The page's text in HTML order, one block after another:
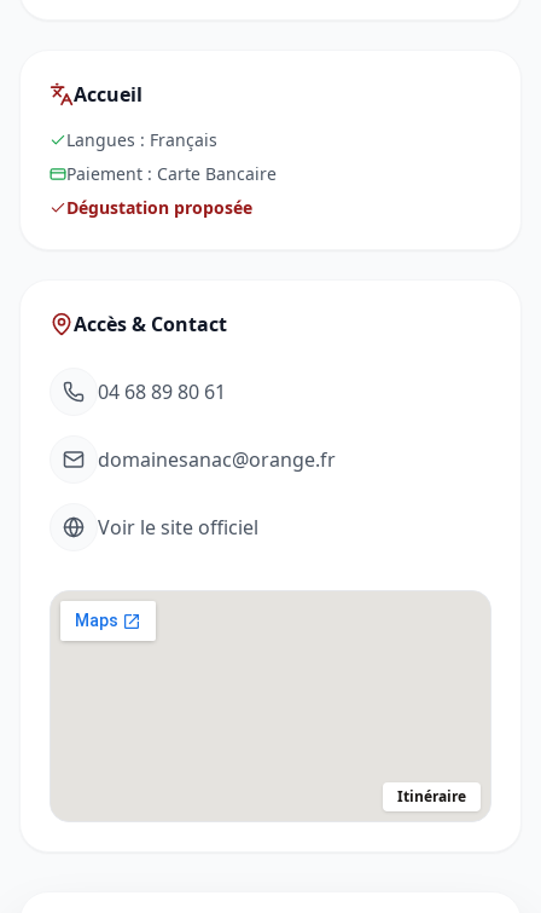
Accueil
Langues : Français
Paiement : Carte Bancaire
Dégustation proposée
Accès & Contact
04 68 89 80 61
domainesanac@orange.fr
Voir le site officiel
Itinéraire